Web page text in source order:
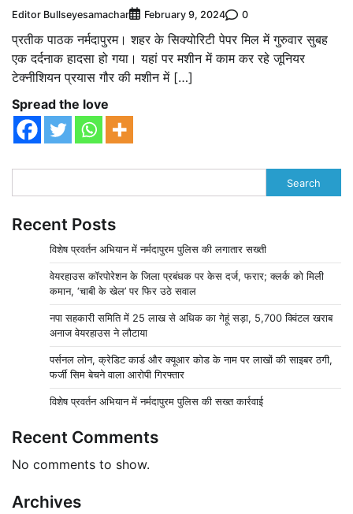
Editor Bullseyesamachar February 9, 2024 0
प्रतीक पाठक नर्मदापुरम। शहर के सिक्योरिटी पेपर मिल में गुरुवार सुबह
एक दर्दनाक हादसा हो गया। यहां पर मशीन में काम कर रहे जूनियर
टेक्नीशियन प्रयास गौर की मशीन में […]
Spread the love
Search
Recent Posts
विशेष प्रवर्तन अभियान में नर्मदापुरम पुलिस की लगातार सख्ती
वेयरहाउस कॉरपोरेशन के जिला प्रबंधक पर केस दर्ज, फरार; क्लर्क को मिली
कमान, ‘चाबी के खेल’ पर फिर उठे सवाल
नपा सहकारी समिति में 25 लाख से अधिक का गेहूं सड़ा, 5,700 क्विंटल खराब
अनाज वेयरहाउस ने लौटाया
पर्सनल लोन, क्रेडिट कार्ड और क्यूआर कोड के नाम पर लाखों की साइबर ठगी,
फर्जी सिम बेचने वाला आरोपी गिरफ्तार
विशेष प्रवर्तन अभियान में नर्मदापुरम पुलिस की सख्त कार्रवाई
Recent Comments
No comments to show.
Archives